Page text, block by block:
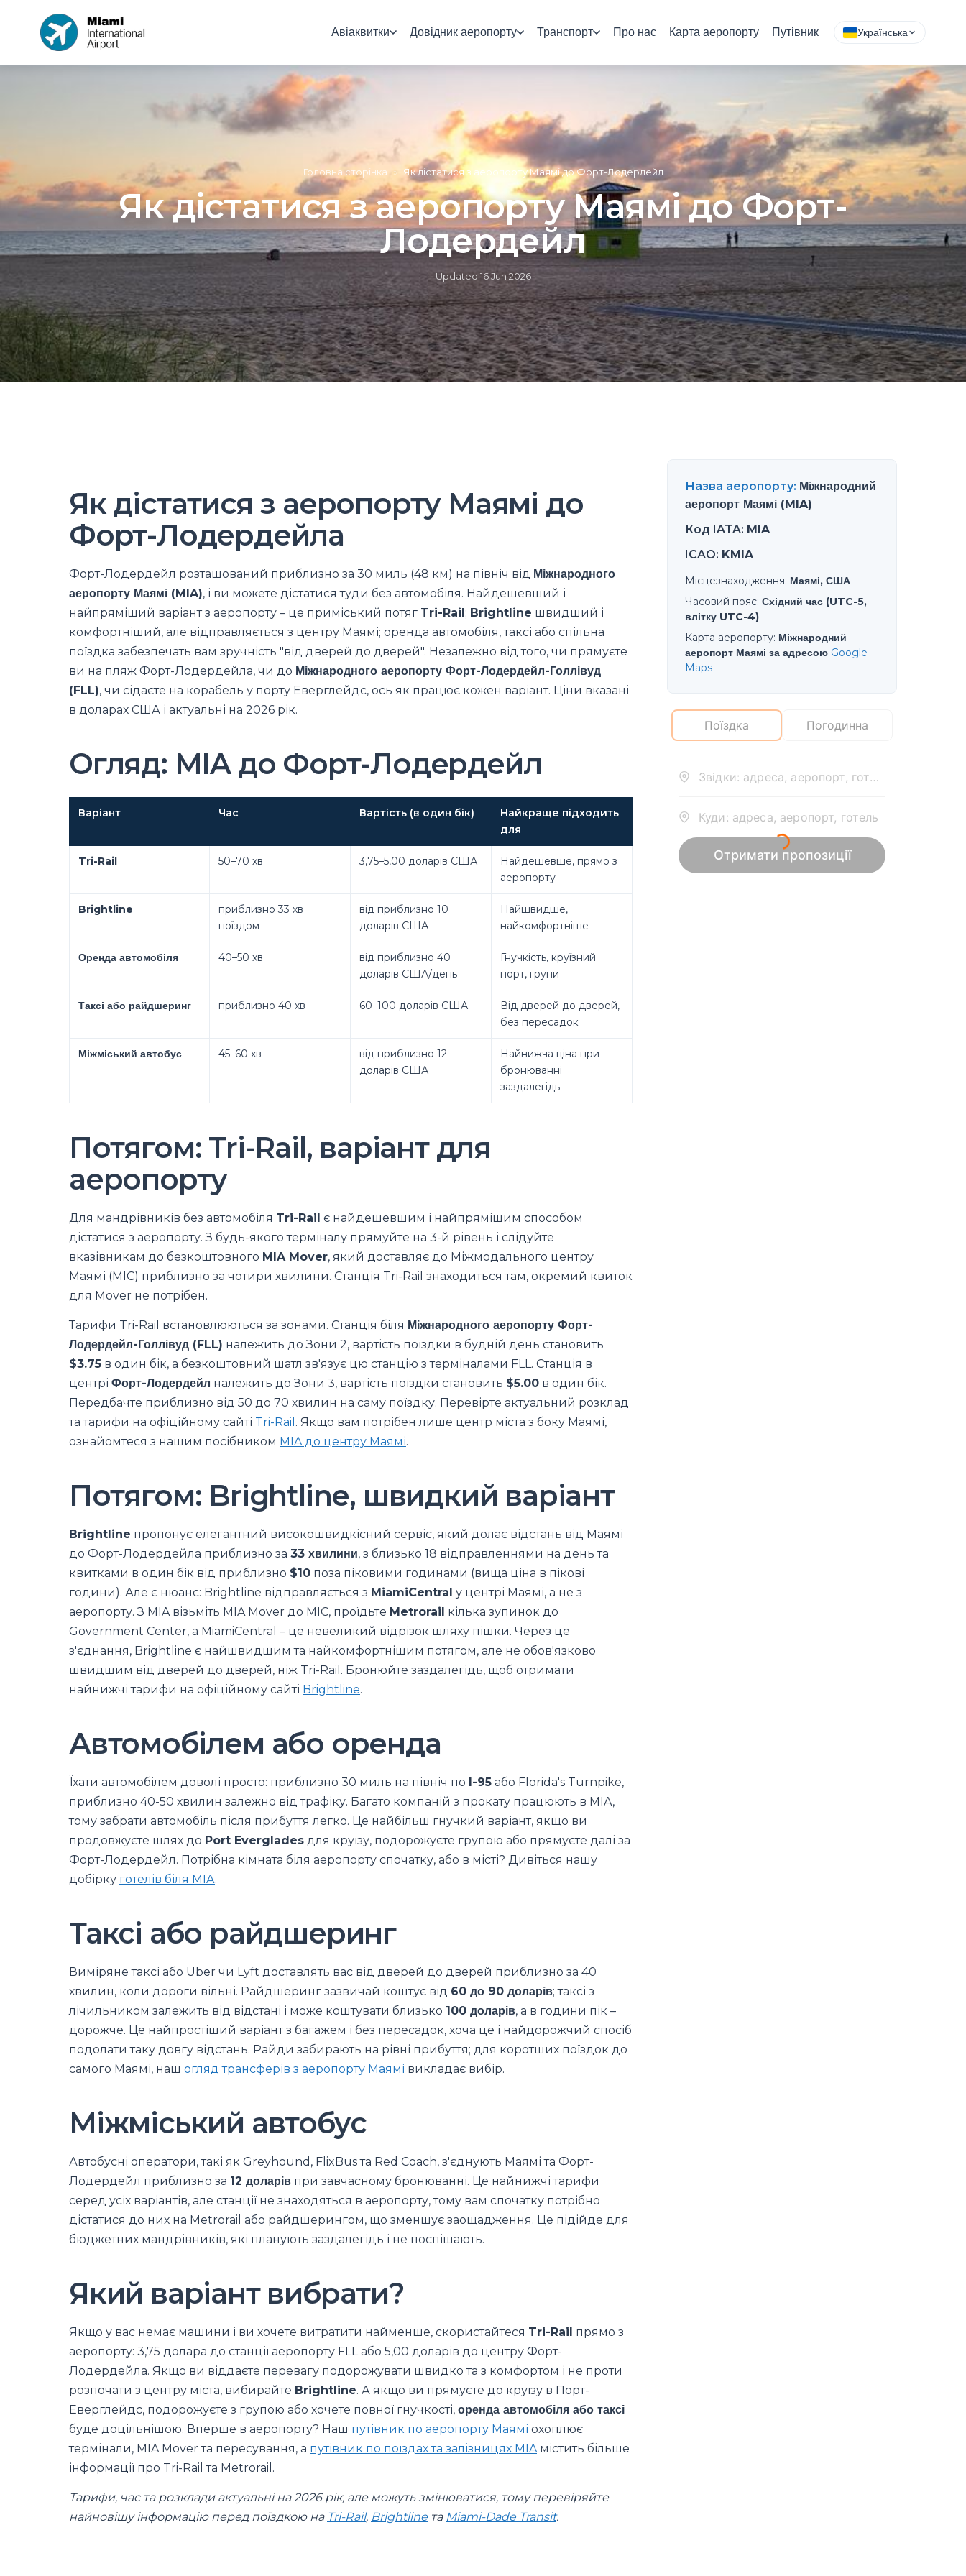
Авіаквитки Довідник аеропорту Транспорт Про нас Карта аеропорту Путівник Українська
Головна сторінка » Як дістатися з аеропорту Маямі до Форт-Лодердейл
Як дістатися з аеропорту Маямі до Форт-
Лодердейл
Updated 16 Jun 2026
Як дістатися з аеропорту Маямі до
Форт-Лодердейла
Форт-Лодердейл розташований приблизно за 30 миль (48 км) на північ від Міжнародного
аеропорту Маямі (MIA), і ви можете дістатися туди без автомобіля. Найдешевший і
найпряміший варіант з аеропорту – це приміський потяг Tri-Rail; Brightline швидший і
комфортніший, але відправляється з центру Маямі; оренда автомобіля, таксі або спільна
поїздка забезпечать вам зручність "від дверей до дверей". Незалежно від того, чи прямуєте
ви на пляж Форт-Лодердейла, чи до Міжнародного аеропорту Форт-Лодердейл-Голлівуд
(FLL), чи сідаєте на корабель у порту Еверглейдс, ось як працює кожен варіант. Ціни вказані
в доларах США і актуальні на 2026 рік.
Огляд: MIA до Форт-Лодердейл
Варіант Час Вартість (в один бік)
Найкраще підходить
для
Tri-Rail 50–70 хв 3,75–5,00 доларів США
Найдешевше, прямо з
аеропорту
Brightline
приблизно 33 хв
поїздом
від приблизно 10
доларів США
Найшвидше,
найкомфортніше
Оренда автомобіля 40–50 хв
від приблизно 40
доларів США/день
Гнучкість, круїзний
порт, групи
Таксі або райдшеринг приблизно 40 хв 60–100 доларів США
Від дверей до дверей,
без пересадок
Міжміський автобус 45–60 хв
від приблизно 12
доларів США
Найнижча ціна при
бронюванні
заздалегідь
Потягом: Tri-Rail, варіант для
аеропорту
Для мандрівників без автомобіля Tri-Rail є найдешевшим і найпрямішим способом
дістатися з аеропорту. З будь-якого терміналу прямуйте на 3-й рівень і слідуйте
вказівникам до безкоштовного MIA Mover, який доставляє до Міжмодального центру
Маямі (MIC) приблизно за чотири хвилини. Станція Tri-Rail знаходиться там, окремий квиток
для Mover не потрібен.
Тарифи Tri-Rail встановлюються за зонами. Станція біля Міжнародного аеропорту Форт-
Лодердейл-Голлівуд (FLL) належить до Зони 2, вартість поїздки в будній день становить
$3.75 в один бік, а безкоштовний шатл зв'язує цю станцію з терміналами FLL. Станція в
центрі Форт-Лодердейл належить до Зони 3, вартість поїздки становить $5.00 в один бік.
Передбачте приблизно від 50 до 70 хвилин на саму поїздку. Перевірте актуальний розклад
та тарифи на офіційному сайті Tri-Rail . Якщо вам потрібен лише центр міста з боку Маямі,
ознайомтеся з нашим посібником MIA до центру Маямі.
Потягом: Brightline, швидкий варіант
Brightline пропонує елегантний високошвидкісний сервіс, який долає відстань від Маямі
до Форт-Лодердейла приблизно за 33 хвилини, з близько 18 відправленнями на день та
квитками в один бік від приблизно $10 поза піковими годинами (вища ціна в пікові
години). Але є нюанс: Brightline відправляється з MiamiCentral у центрі Маямі, а не з
аеропорту. З MIA візьміть MIA Mover до MIC, проїдьте Metrorail кілька зупинок до
Government Center, а MiamiCentral – це невеликий відрізок шляху пішки. Через це
з'єднання, Brightline є найшвидшим та найкомфортнішим потягом, але не обов'язково
швидшим від дверей до дверей, ніж Tri-Rail. Бронюйте заздалегідь, щоб отримати
найнижчі тарифи на офіційному сайті Brightline.
Автомобілем або оренда
Їхати автомобілем доволі просто: приблизно 30 миль на північ по I-95 або Florida's Turnpike,
приблизно 40-50 хвилин залежно від трафіку. Багато компаній з прокату працюють в MIA,
тому забрати автомобіль після прибуття легко. Це найбільш гнучкий варіант, якщо ви
продовжуєте шлях до Port Everglades для круїзу, подорожуєте групою або прямуєте далі за
Форт-Лодердейл. Потрібна кімната біля аеропорту спочатку, або в місті? Дивіться нашу
добірку готелів біля MIA.
Таксі або райдшеринг
Виміряне таксі або Uber чи Lyft доставлять вас від дверей до дверей приблизно за 40
хвилин, коли дороги вільні. Райдшеринг зазвичай коштує від 60 до 90 доларів; таксі з
лічильником залежить від відстані і може коштувати близько 100 доларів, а в години пік –
дорожче. Це найпростіший варіант з багажем і без пересадок, хоча це і найдорожчий спосіб
подолати таку довгу відстань. Райди забирають на рівні прибуття; для коротших поїздок до
самого Маямі, наш огляд трансферів з аеропорту Маямі викладає вибір.
Міжміський автобус
Автобусні оператори, такі як Greyhound, FlixBus та Red Coach, з'єднують Маямі та Форт-
Лодердейл приблизно за 12 доларів при завчасному бронюванні. Це найнижчі тарифи
серед усіх варіантів, але станції не знаходяться в аеропорту, тому вам спочатку потрібно
дістатися до них на Metrorail або райдшерингом, що зменшує заощадження. Це підійде для
бюджетних мандрівників, які планують заздалегідь і не поспішають.
Який варіант вибрати?
Якщо у вас немає машини і ви хочете витратити найменше, скористайтеся Tri-Rail прямо з
аеропорту: 3,75 долара до станції аеропорту FLL або 5,00 доларів до центру Форт-
Лодердейла. Якщо ви віддаєте перевагу подорожувати швидко та з комфортом і не проти
розпочати з центру міста, вибирайте Brightline. А якщо ви прямуєте до круїзу в Порт-
Еверглейдс, подорожуєте з групою або хочете повної гнучкості, оренда автомобіля або таксі
буде доцільнішою. Вперше в аеропорту? Наш путівник по аеропорту Маямі охоплює
термінали, MIA Mover та пересування, а путівник по поїздах та залізницях MIAмістить більше
інформації про Tri-Rail та Metrorail.
Тарифи, час та розклади актуальні на 2026 рік, але можуть змінюватися, тому перевіряйте
найновішу інформацію перед поїздкою на Tri-Rail, Brightlineта Miami-Dade Transit.
Назва аеропорту: Міжнародний
аеропорт Маямі (MIA)
Код IATA: MIA
ICAO: KMIA
Місцезнаходження: Маямі, США
Часовий пояс: Східний час (UTC-5,
влітку UTC-4)
Карта аеропорту: Міжнародний
аеропорт Маямі за адресою Google
Maps